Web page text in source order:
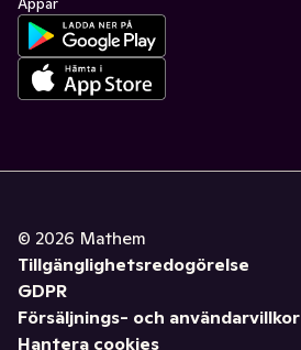
© 2026 Mathem
Tillgänglighetsredogörelse
GDPR
Försäljnings- och användarvillkor
Hantera cookies